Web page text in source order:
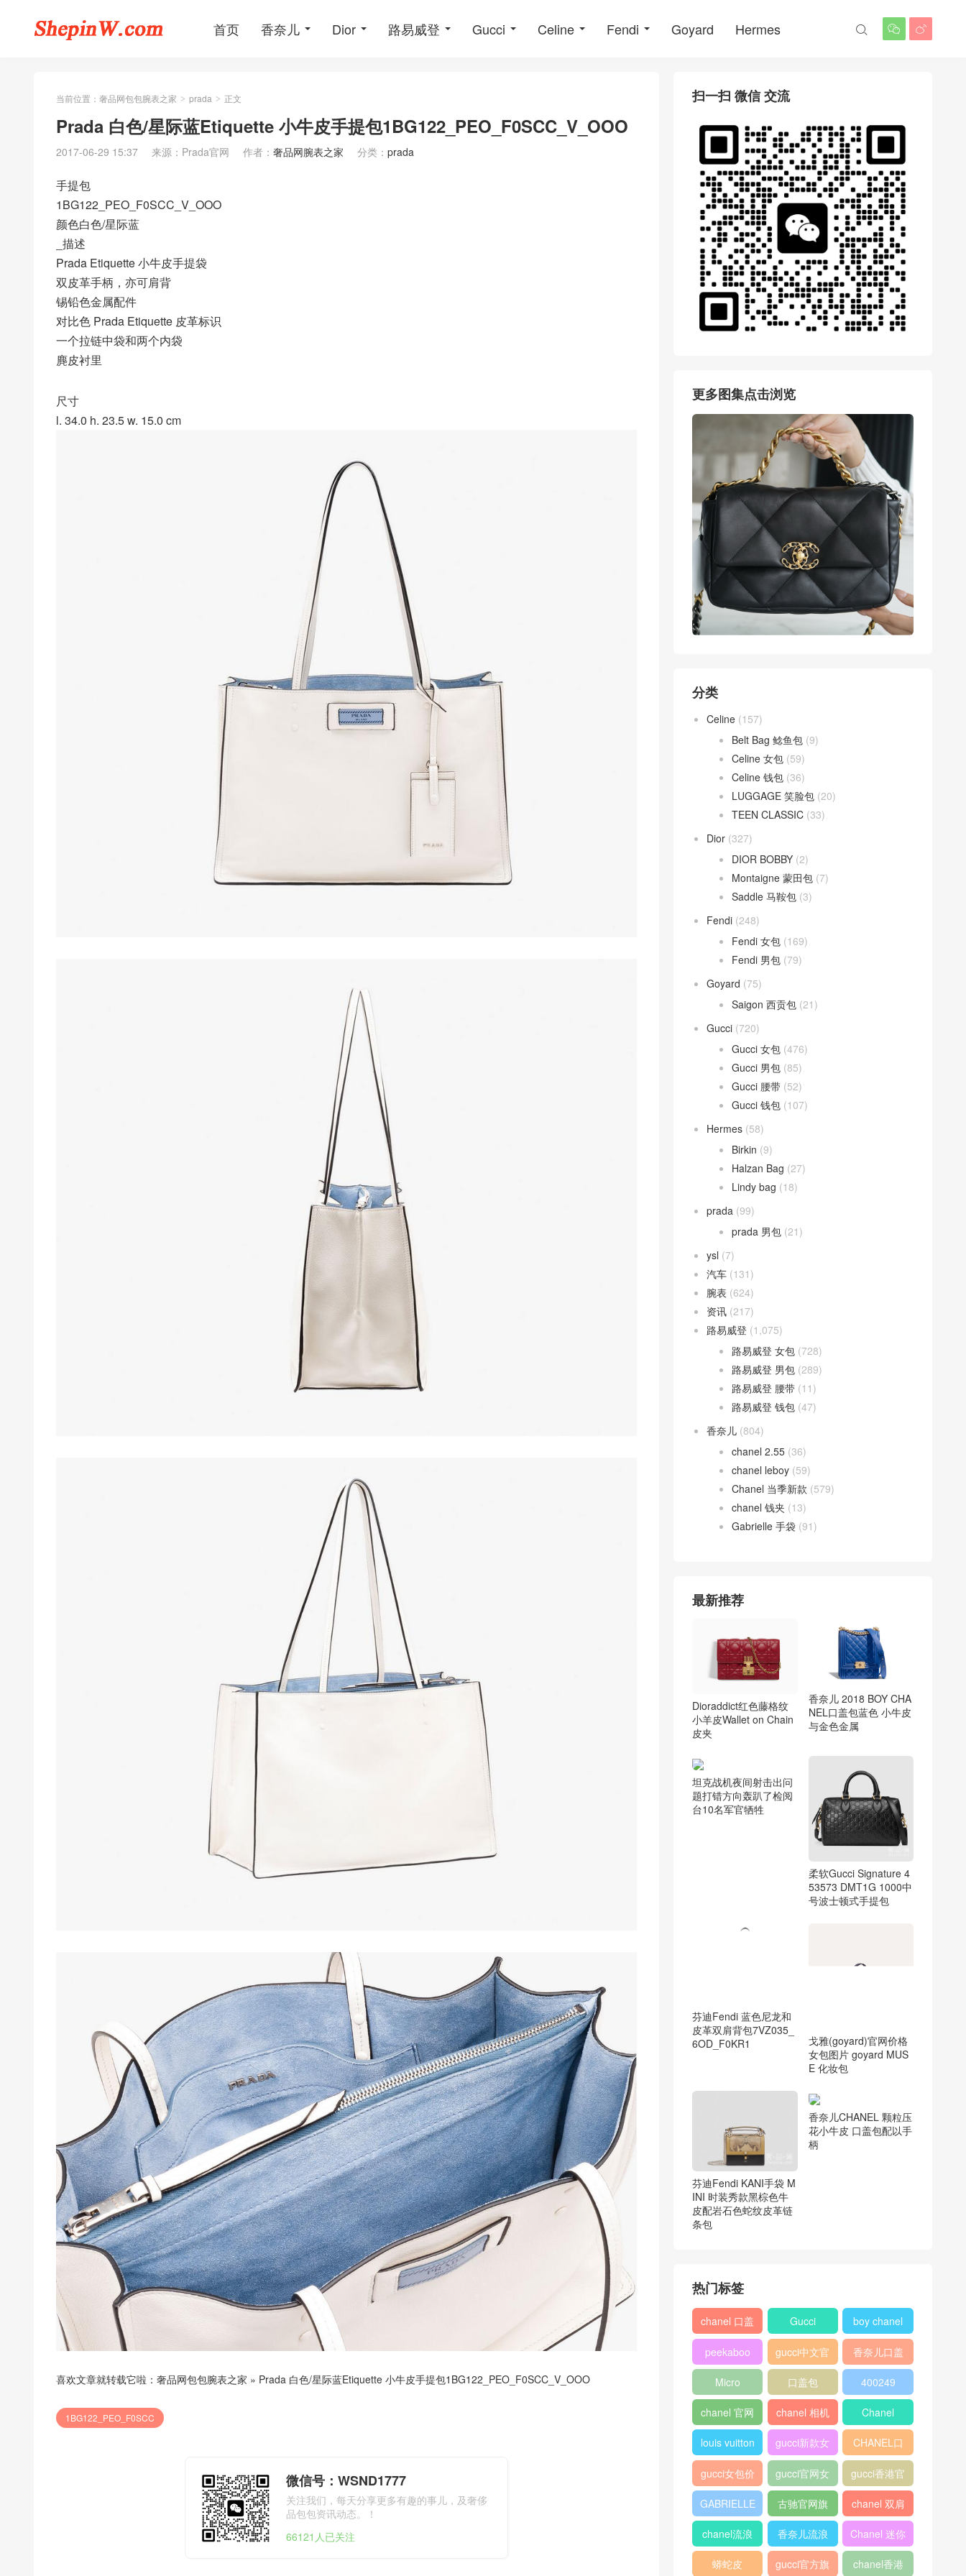
首页 香奈儿 Dior 路易威登 Gucci Celine Fendi Goyard Hermes  

当前位置： 奢品网包包腕表之家 > prada > 正文
Prada 白色/星际蓝Etiquette 小牛皮手提包1BG122_PEO_F0SCC_V_OOO
2017-06-29 15:37 来源：Prada官网 作者： 奢品网腕表之家 分类： prada
手提包
1BG122_PEO_F0SCC_V_OOO
颜色白色/星际蓝
_描述
Prada Etiquette 小牛皮手提袋
双皮革手柄，亦可肩背
锡铅色金属配件
对比色 Prada Etiquette 皮革标识
一个拉链中袋和两个内袋
麂皮衬里
尺寸
l. 34.0 h. 23.5 w. 15.0 cm
喜欢文章就转载它啦： 奢品网包包腕表之家 » Prada 白色/星际蓝Etiquette 小牛皮手提包1BG122_PEO_F0SCC_V_OOO
1BG122_PEO_F0SCC
微信号：WSND1777
关注我们，每天分享更多有趣的事儿，及奢侈
品包包资讯动态。！
66121人已关注
扫一扫 微信 交流
更多图集点击浏览
分类
Celine (157)
Belt Bag 鲶鱼包 (9)
Celine 女包 (59)
Celine 钱包 (36)
LUGGAGE 笑脸包 (20)
TEEN CLASSIC (33)
Dior (327)
DIOR BOBBY (2)
Montaigne 蒙田包 (7)
Saddle 马鞍包 (3)
Fendi (248)
Fendi 女包 (169)
Fendi 男包 (79)
Goyard (75)
Saigon 西贡包 (21)
Gucci (720)
Gucci 女包 (476)
Gucci 男包 (85)
Gucci 腰带 (52)
Gucci 钱包 (107)
Hermes (58)
Birkin (9)
Halzan Bag (27)
Lindy bag (18)
prada (99)
prada 男包 (21)
ysl (7)
汽车 (131)
腕表 (624)
资讯 (217)
路易威登 (1,075)
路易威登 女包 (728)
路易威登 男包 (289)
路易威登 腰带 (11)
路易威登 钱包 (47)
香奈儿 (804)
chanel 2.55 (36)
chanel leboy (59)
Chanel 当季新款 (579)
chanel 钱夹 (13)
Gabrielle 手袋 (91)
最新推荐
Dioraddict红色藤格纹
小羊皮Wallet on Chain
皮夹
香奈儿 2018 BOY CHA
NEL口盖包蓝色 小牛皮
与金色金属
坦克战机夜间射击出问
题打错方向轰趴了检阅
台10名军官牺牲
柔软Gucci Signature 4
53573 DMT1G 1000中
号波士顿式手提包
芬迪Fendi 蓝色尼龙和
皮革双肩背包7VZ035_
6OD_F0KR1
戈雅(goyard)官网价格
女包图片 goyard MUS
E 化妆包
芬迪Fendi KANI手袋 M
INI 时装秀款黑棕色牛
皮配岩石色蛇纹皮革链
条包
香奈儿CHANEL 颗粒压
花小牛皮 口盖包配以手
柄
热门标签
chanel 口盖
包
Gucci
boy chanel
口盖包
peekaboo
gucci中文官
网
香奈儿口盖
包2018
Micro
Luggage
口盖包 400249
chanel 官网
chanel 相机
包
Chanel
louis vuitton
gucci新款女
包
CHANEL口
盖包
gucci女包价
格
gucci官网女
包
gucci香港官
网
GABRIELLE
古驰官网旗
舰店
chanel 双肩
背包
chanel流浪
包价格
香奈儿流浪
包尺寸
Chanel 迷你
口盖包
蟒蛇皮 gucci官方旗 chanel香港